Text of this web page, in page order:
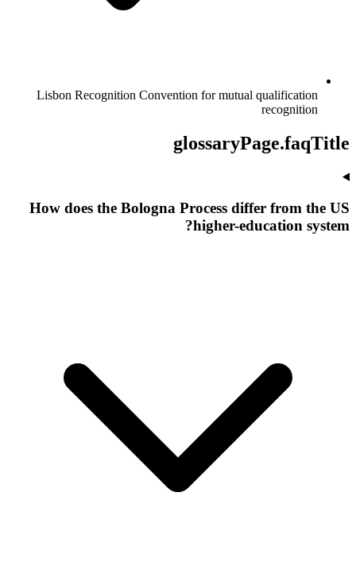
Lisbon Recognition Convention for mutual qualification
recognition
glossaryPage.faqTitle
How does the Bologna Process differ from the US
higher-education system?